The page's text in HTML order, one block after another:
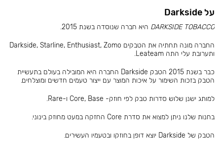
על Darkside
DARKSIDE TOBACCO היא חברה שנוסדה בשנת 2015.
החברה מונה תחתיה את הטבקים Darkside, Starline, Enthusiast, Zomo
ותערובת עלי התה Leateam.
כבר בשנת 2015 הטבק Darkside החברה היא המובילה בעולם בתעשיית
הטבק בזכות השימור על איכות המוצר עם ייצור טעמים חדשים ומוצלחים.
למותג ישנן שלוש סדרות טבק לפי חוזק- Core, Base ו-Rare.
בחנות שלנו ניתן למצוא את סדרת Core החזקה במעט מחוזק בינוני.
הטבק של Darkside יוצא דופן בחוזקו ובטעמיו העשירים.